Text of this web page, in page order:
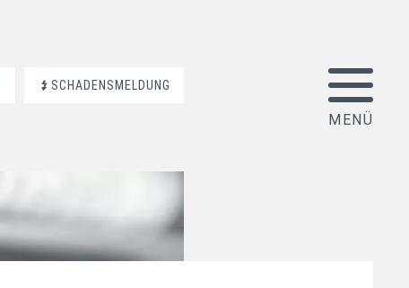
SCHADENSMELDUNG